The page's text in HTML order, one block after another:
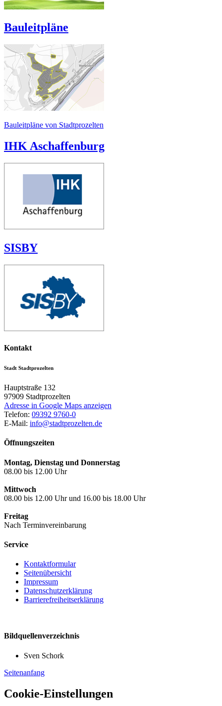
Bauleitpläne
Bauleitpläne von Stadtprozelten
IHK Aschaffenburg
SISBY
Kontakt
Stadt Stadtprozelten
Hauptstraße 132
97909 Stadtprozelten
Adresse in Google Maps anzeigen
Telefon: 09392 9760-0
E-Mail: info@stadtprozelten.de
Öffnungszeiten
Montag, Dienstag und Donnerstag
08.00 bis 12.00 Uhr
Mittwoch
08.00 bis 12.00 Uhr und 16.00 bis 18.00 Uhr
Freitag
Nach Terminvereinbarung
Service
Kontaktformular
Seitenübersicht
Impressum
Datenschutzerklärung
Barrierefreiheitserklärung
Bildquellenverzeichnis
Sven Schork
Seitenanfang
Cookie-Einstellungen